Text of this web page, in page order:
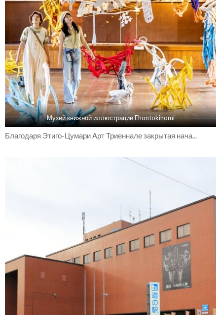
Музей книжной иллюстрации Ehontokinomi
Благодаря Этиго-Цумари Арт Триеннале закрытая нача...